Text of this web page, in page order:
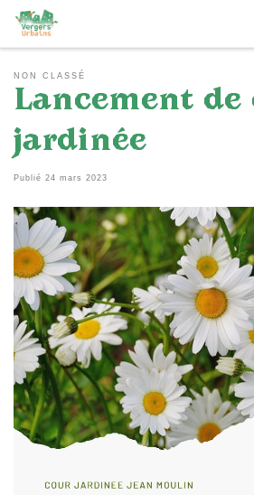
Passer au contenu
NON CLASSÉ
Lancement de
jardinée
Publié 24 mars 2023